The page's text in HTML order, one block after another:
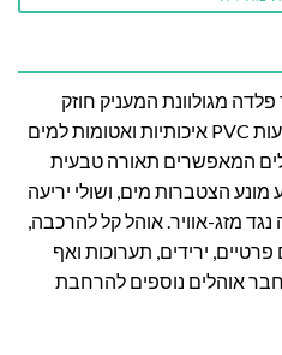
מ׳ עם שלד פלדה מגולוונת המעניק חוזק
ועמידות גבוהה לאורך שנים. יריעות PVC איכותיות ואטומות למים
המאפשרים תאורה טבעית
הצטברות מים, ושולי יריעה
מזג-אוויר. אוהל קל להרכבה,
פרטיים, ירידים, תערוכות ואף
לחבר אוהלים נוספים להרחבת